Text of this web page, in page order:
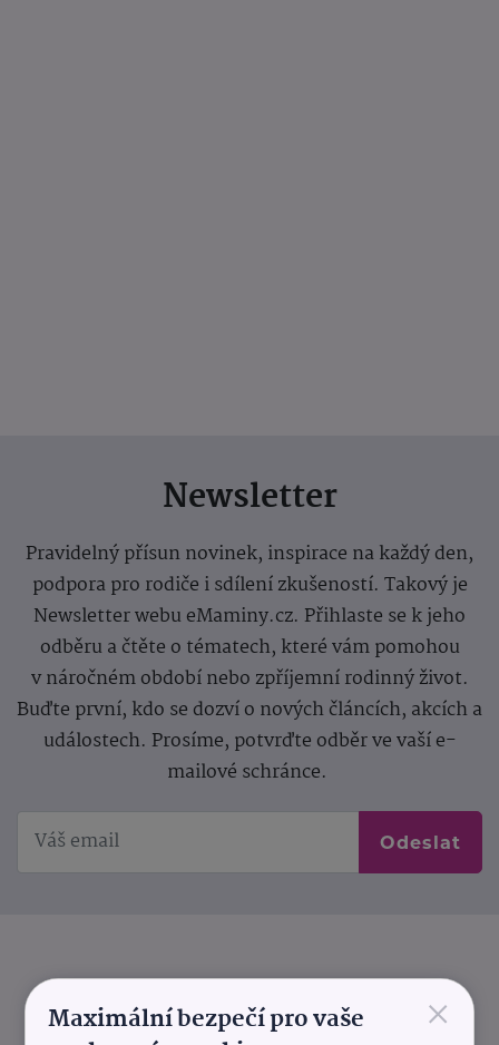
Newsletter
Pravidelný přísun novinek, inspirace na každý den,
podpora pro rodiče i sdílení zkušeností. Takový je
Newsletter webu eMaminy.cz. Přihlaste se k jeho
odběru a čtěte o tématech, které vám pomohou
v náročném období nebo zpříjemní rodinný život.
Buďte první, kdo se dozví o nových článcích, akcích a
událostech. Prosíme, potvrďte odběr ve vaší e-
mailové schránce.
Odeslat
×
Maximální bezpečí pro vaše